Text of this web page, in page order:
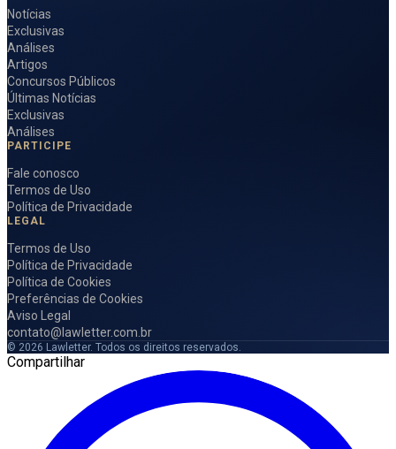
Notícias
Exclusivas
Análises
Artigos
Concursos Públicos
Últimas Notícias
Exclusivas
Análises
PARTICIPE
Fale conosco
Termos de Uso
Política de Privacidade
LEGAL
Termos de Uso
Política de Privacidade
Política de Cookies
Preferências de Cookies
Aviso Legal
contato@lawletter.com.br
© 2026 Lawletter. Todos os direitos reservados.
Compartilhar